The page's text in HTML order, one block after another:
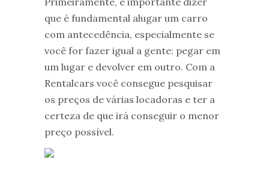
que é fundamental alugar um carro
com antecedência, especialmente se
você for fazer igual a gente: pegar em
um lugar e devolver em outro. Com a
Rentalcars você consegue pesquisar
os preços de várias locadoras e ter a
certeza de que irá conseguir o menor
preço possível.